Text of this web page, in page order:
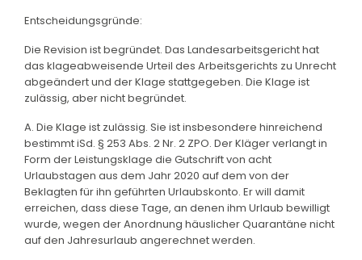
Entscheidungsgründe:
Die Revision ist begründet. Das Landesarbeitsgericht hat
das klageabweisende Urteil des Arbeitsgerichts zu Unrecht
abgeändert und der Klage stattgegeben. Die Klage ist
zulässig, aber nicht begründet.
A. Die Klage ist zulässig. Sie ist insbesondere hinreichend
bestimmt iSd. § 253 Abs. 2 Nr. 2 ZPO. Der Kläger verlangt in
Form der Leistungsklage die Gutschrift von acht
Urlaubstagen aus dem Jahr 2020 auf dem von der
Beklagten für ihn geführten Urlaubskonto. Er will damit
erreichen, dass diese Tage, an denen ihm Urlaub bewilligt
wurde, wegen der Anordnung häuslicher Quarantäne nicht
auf den Jahresurlaub angerechnet werden.